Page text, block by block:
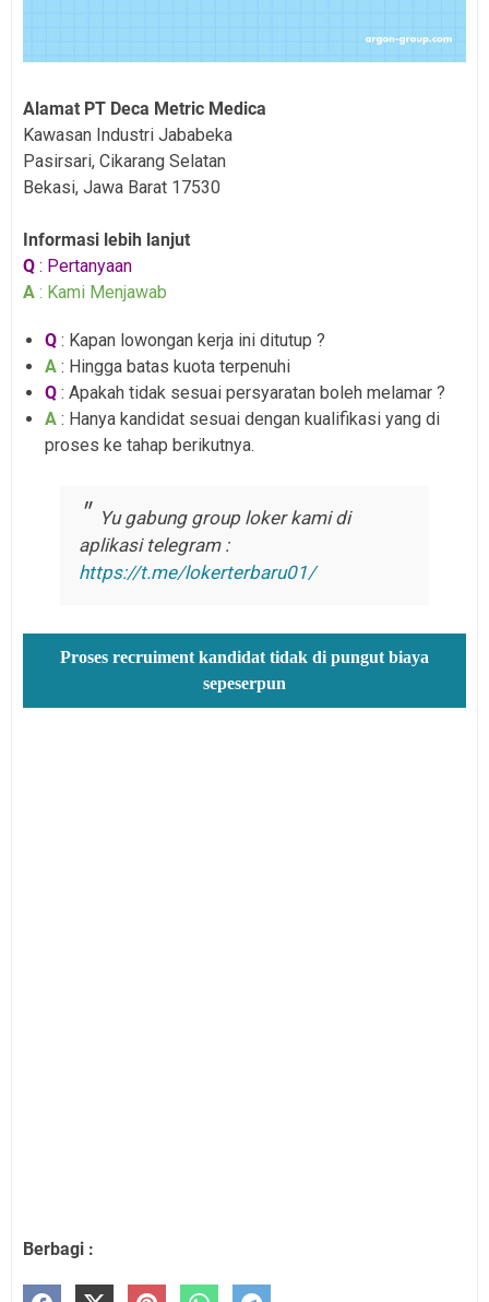
Alamat PT Deca Metric Medica
Kawasan Industri Jababeka
Pasirsari, Cikarang Selatan
Bekasi, Jawa Barat 17530
Informasi lebih lanjut
Q : Pertanyaan
A : Kami Menjawab
Q : Kapan lowongan kerja ini ditutup ?
A : Hingga batas kuota terpenuhi
Q : Apakah tidak sesuai persyaratan boleh melamar ?
A : Hanya kandidat sesuai dengan kualifikasi yang di
proses ke tahap berikutnya.
Yu gabung group loker kami di
aplikasi telegram :
https://t.me/lokerterbaru01/
Proses recruiment kandidat tidak di pungut biaya
sepeserpun
Berbagi :